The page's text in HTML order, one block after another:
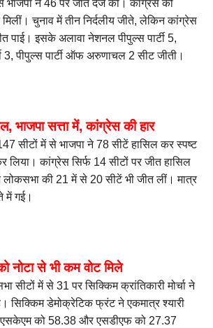
भाजपा ने 46 पर जीत दर्ज की। कांग्रेस को
मिलीं। चुनाव में तीन निर्दलीय जीते, लेकिन कांग्रेस
पाई। इसके अलावा नेशनल पीपुल्स पार्टी 5,
3, पीपुल्स पार्टी ऑफ अरुणाचल 2 सीट जीती।
भाजपा सत्ता में, कांग्रेस की हार
सीटों में से भाजपा ने 78 सीटें हासिल कर स्पष्ट
लिया। कांग्रेस सिर्फ 14 सीटों पर जीत हासिल
लोकसभा की 21 में से 20 सीटें भी जीत लीं। मात्र
में गई।
नोटा से भी कम वोट मिले
सीटों में से 31 पर सिक्किम क्रांतिकारी मोर्चा ने
सिक्किम डेमोक्रेटिक फ्रंट ने एकमात्र श्यारी
एसकेएम को 58.38 और एसडीएफ को 27.37